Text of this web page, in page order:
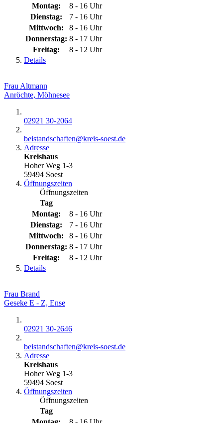
Montag:
8 - 16 Uhr
Dienstag:
7 - 16 Uhr
Mittwoch:
8 - 16 Uhr
Donnerstag: 8 - 17 Uhr
Freitag:
8 - 12 Uhr
Details
Frau Altmann
Anröchte, Möhnesee
02921 30-2064
beistandschaften@​kreis-soest.de
Adresse
Kreishaus
Hoher Weg 1-3
59494 Soest
Öffnungszeiten
Öffnungszeiten
Tag
Montag:
8 - 16 Uhr
Dienstag:
7 - 16 Uhr
Mittwoch:
8 - 16 Uhr
Donnerstag: 8 - 17 Uhr
Freitag:
8 - 12 Uhr
Details
Frau Brand
Geseke E - Z, Ense
02921 30-2646
beistandschaften@​kreis-soest.de
Adresse
Kreishaus
Hoher Weg 1-3
59494 Soest
Öffnungszeiten
Öffnungszeiten
Tag